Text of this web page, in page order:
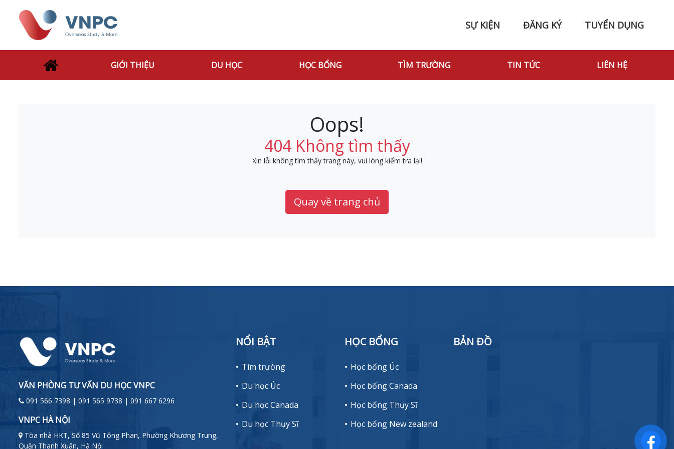
SỰ KIỆN ĐĂNG KÝ TUYỂN DỤNG
GIỚI THIỆU DU HỌC HỌC BỔNG TÌM TRƯỜNG TIN TỨC LIÊN HỆ
Oops!
404 Không tìm thấy
Xin lỗi không tìm thấy trang này, vui lòng kiểm tra lại!
Quay về trang chủ
VĂN PHÒNG TƯ VẤN DU HỌC VNPC
091 566 7398 | 091 565 9738 | 091 667 6296
VNPC HÀ NỘI
Tòa nhà HKT, Số 85 Vũ Tông Phan, Phường Khương Trung,
Quận Thanh Xuân, Hà Nội
NỔI BẬT
Tìm trường
Du học Úc
Du học Canada
Du học Thụy Sĩ
HỌC BỔNG
Học bổng Úc
Học bổng Canada
Học bổng Thụy Sĩ
Học bổng New zealand
BẢN ĐỒ